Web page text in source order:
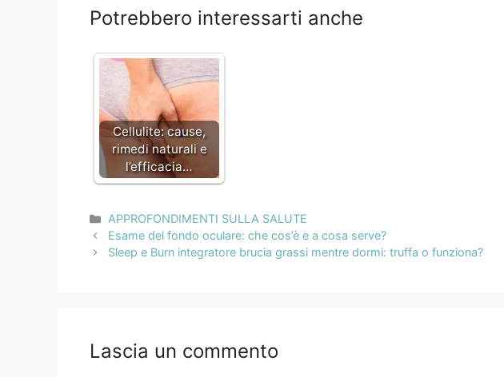
Potrebbero interessarti anche
Cellulite: cause,
rimedi naturali e
l’efficacia…
Categorie
APPROFONDIMENTI SULLA SALUTE
Navigazione
articolo
Esame del fondo oculare: che cos’è e a cosa serve?
Sleep e Burn integratore brucia grassi mentre dormi: truffa o funziona?
Lascia un commento